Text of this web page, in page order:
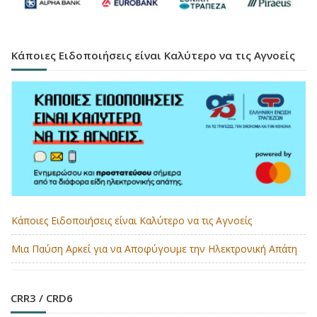
Κάποιες Ειδοποιήσεις είναι Καλύτερο να τις Αγνοείς
Κάποιες Ειδοποιήσεις είναι Καλύτερο να τις Αγνοείς
Μια Παύση Αρκεί για να Αποφύγουμε την Ηλεκτρονική Απάτη
CRR3 / CRD6